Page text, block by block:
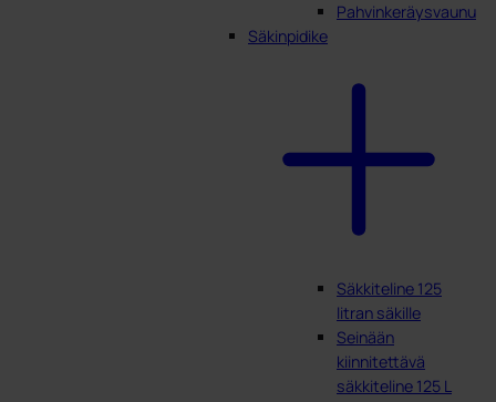
Pahvinkeräysvaunu
Säkinpidike
Säkkiteline 125
litran säkille
Seinään
kiinnitettävä
säkkiteline 125 L